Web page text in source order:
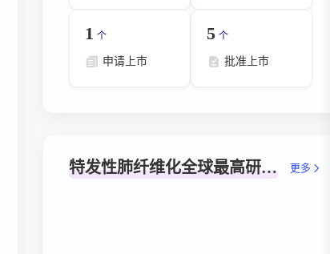
1 个
申请上市
5 个
批准上市
特发性肺纤维化全球最高研发阶段 更多